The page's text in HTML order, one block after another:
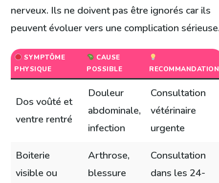
nerveux. Ils ne doivent pas être ignorés car ils
peuvent évoluer vers une complication
SYMPTÔME
PHYSIQUE
CAUSE
POSSIBLE
RECOMMANDATION
Dos voûté et
ventre rentré
Douleur
abdominale,
infection
Consultation
vétérinaire
urgente
Boiterie
visible ou
Arthrose,
blessure
Consultation
dans les 24-